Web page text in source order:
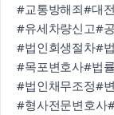
#교통방해죄#대
#유세차량신고#
#법인회생절차#
#목포변호사#법
#법인채무조정#
#형사전문변호사